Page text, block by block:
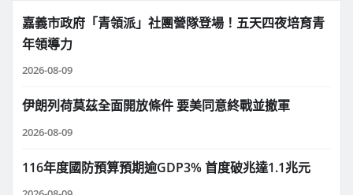
嘉義市政府「青領派」社團營隊登場！五天四夜培育青
年領導力
2026-08-09
伊朗列荷莫茲全面開放條件 要美同意終戰並撤軍
2026-08-09
116年度國防預算預期逾GDP3% 首度破兆達1.1兆元